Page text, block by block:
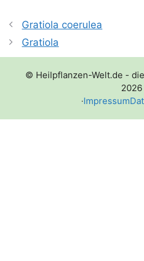
Gratiola coerulea
Gratiola
© Heilpflanzen-Welt.de -
2026
·Impressum